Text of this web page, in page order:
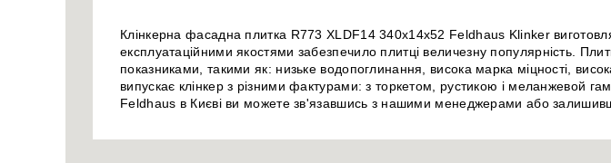
Клінкерна фасадна плитка R773 XLDF14 340x14x52 Feldhaus Klinker
експлуатаційними якостями забезпечило плитці величезну популярність.
показниками, такими як: низьке водопоглинання, висока марка міцності,
випускає клінкер з різними фактурами: з торкетом, рустикою і меланжевой
Feldhaus в Києві ви можете зв'язавшись з нашими менеджерами або